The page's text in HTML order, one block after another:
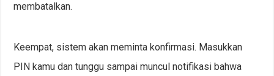
membatalkan.
Keempat, sistem akan meminta konfirmasi. Masukkan
PIN kamu dan tunggu sampai muncul notifikasi bahwa